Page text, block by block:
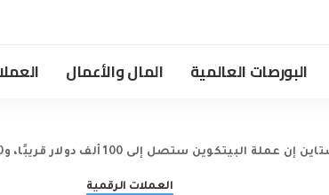
البورصات العالمية المال والأعمال
ستصل إلى 100 ألف دولار قريبًا، و200 ألف دولار بحلول عام 2025 بفضل السهولة التنظيمية
العملات الرقمية